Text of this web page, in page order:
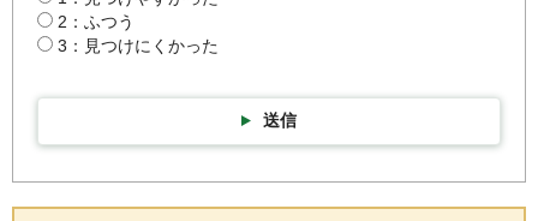
2：ふつう
3：見つけにくかった
送信